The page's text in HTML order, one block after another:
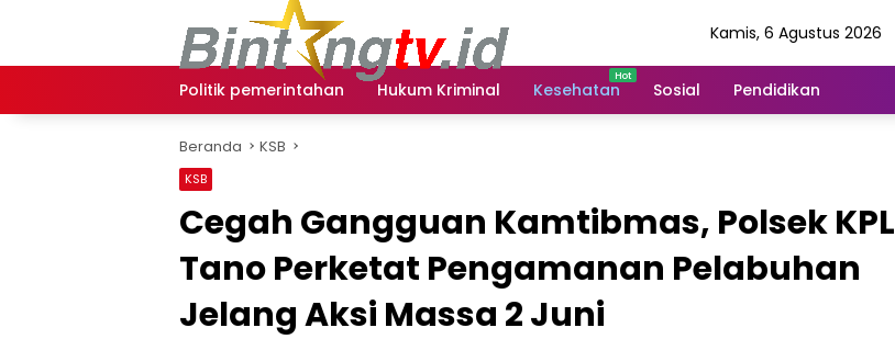
Kamis, 6 Agustus 2026
Politik pemerintahan Hukum Kriminal Kesehatan Sosial Pendidikan
Beranda KSB
KSB
Cegah Gangguan Kamtibmas, Polsek KPL
Tano Perketat Pengamanan Pelabuhan
Jelang Aksi Massa 2 Juni